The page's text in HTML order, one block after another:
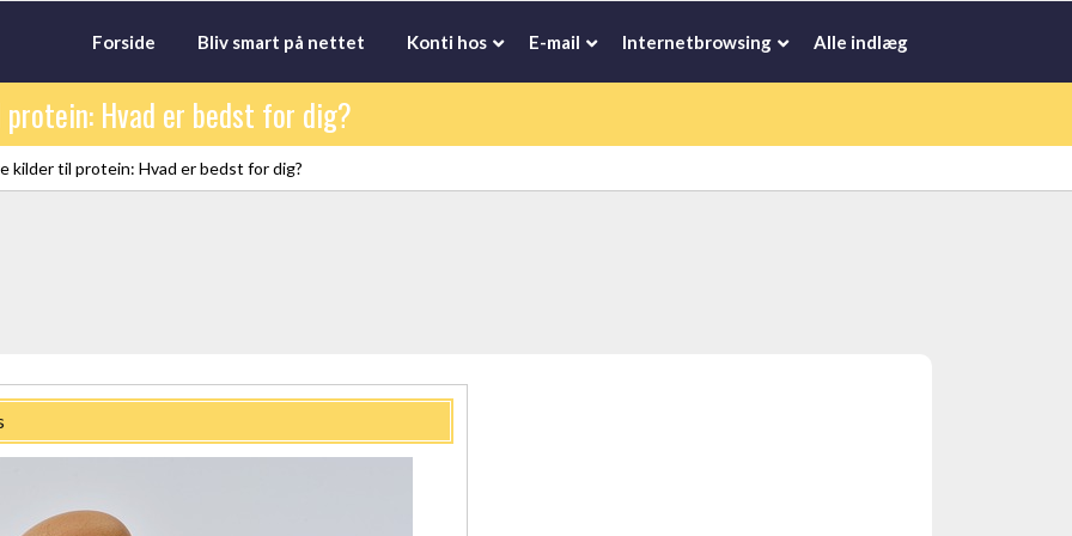
Forside Bliv smart på nettet Konti hos E-mail Internetbrowsing Alle indlæg
Hvad er bedst for dig?
kilder til protein: Hvad er bedst for dig?